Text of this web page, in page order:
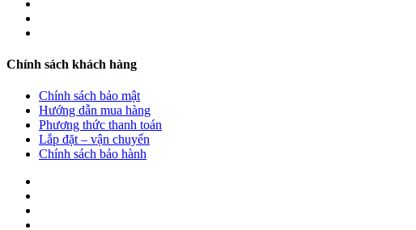
Chính sách khách hàng
Chính sách bảo mật
Hướng dẫn mua hàng
Phương thức thanh toán
Lắp đặt – vận chuyển
Chính sách bảo hành